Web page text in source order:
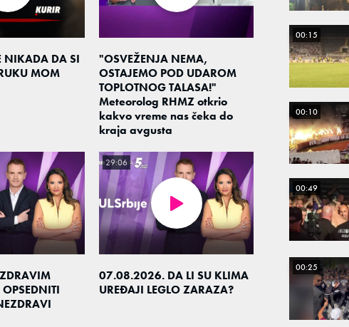
NIKADA DA SI
MOM
"OSVEŽENJA NEMA,
OSTAJEMO POD UDAROM
TOPLOTNOG TALASA!"
Meteorolog RHMZ otkrio
kakvo vreme nas čeka do
kraja avgusta
07.08.2026. DA LI SU KLIMA
UREĐAJI LEGLO ZARAZA?
29:06
00:15
00:10
00:49
00:25